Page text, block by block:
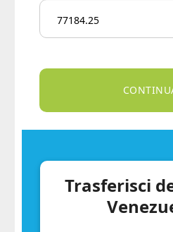
Trasferisci